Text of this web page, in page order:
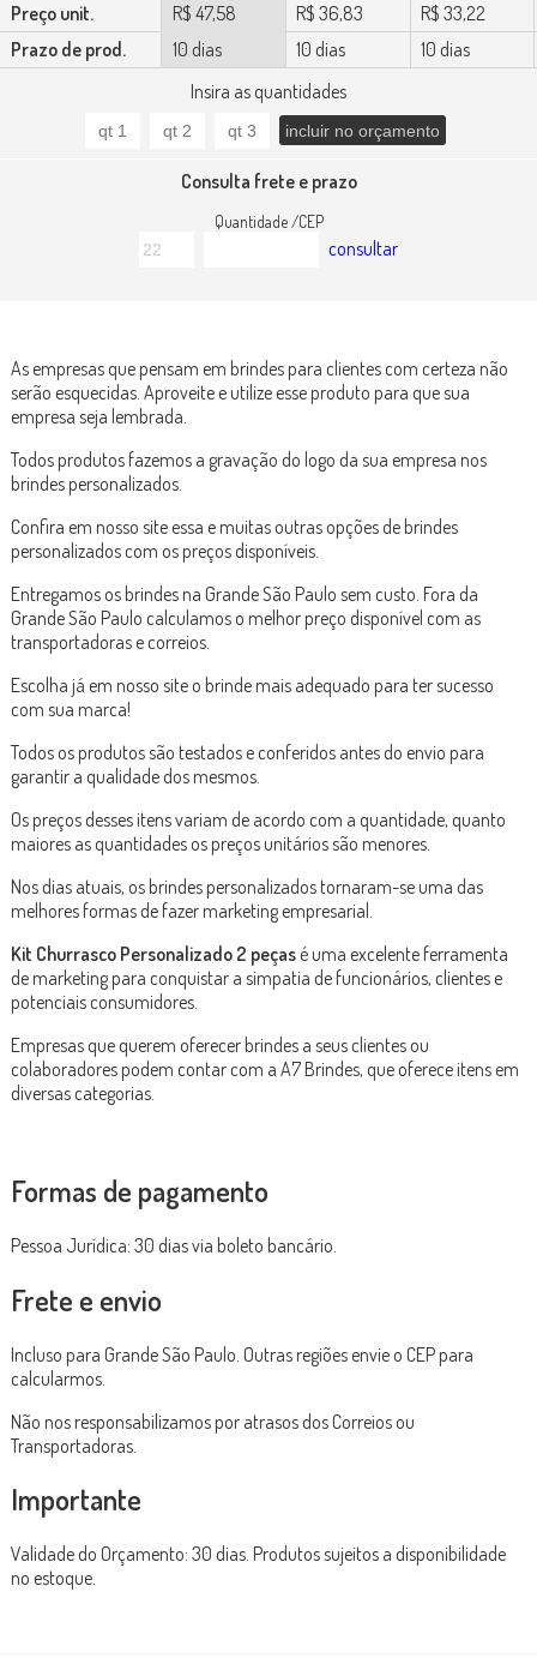
Insira as quantidades
Consulta frete e prazo
Quantidade /CEP
consultar
Preço unit.
R$ 47,58 R$ 36,83
R$ 33,22
Prazo de prod.
10 dias 10 dias 10 dias
As empresas que pensam em brindes para clientes com certeza não
serão esquecidas. Aproveite e utilize esse produto para que sua
empresa seja lembrada.
Todos produtos fazemos a gravação do logo da sua empresa nos
brindes personalizados.
Confira em nosso site essa e muitas outras opções de brindes
personalizados com os preços disponíveis.
Entregamos os brindes na Grande São Paulo sem custo. Fora da
Grande São Paulo calculamos o melhor preço disponível com as
transportadoras e correios.
Escolha já em nosso site o brinde mais adequado para ter sucesso
com sua marca!
Todos os produtos são testados e conferidos antes do envio para
garantir a qualidade dos mesmos.
Os preços desses itens variam de acordo com a quantidade, quanto
maiores as quantidades os preços unitários são menores.
Nos dias atuais, os brindes personalizados tornaram-se uma das
melhores formas de fazer marketing empresarial.
Kit Churrasco Personalizado 2 peçasé uma excelente ferramenta
de marketing para conquistar a simpatia de funcionários, clientes e
potenciais consumidores.
Empresas que querem oferecer brindes a seus clientes ou
colaboradores podem contar com a A7 Brindes, que oferece itens em
diversas categorias.
Formas de pagamento
Pessoa Jurídica: 30 dias via boleto bancário.
Frete e envio
Incluso para Grande São Paulo. Outras regiões envie o CEP para
calcularmos.
Não nos responsabilizamos por atrasos dos Correios ou
Transportadoras.
Importante
Validade do Orçamento: 30 dias. Produtos sujeitos a disponibilidade
no estoque.